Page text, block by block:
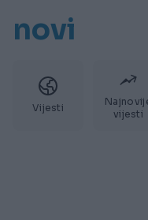
novi
Vijesti
vijesti